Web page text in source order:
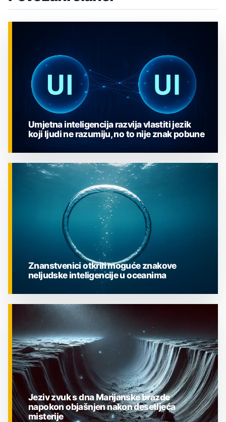
ZNANOST
Umjetna inteligencija razvija vlastiti jezik
koji ljudi ne razumiju, no to nije znak pobune
ZNANOST
Znanstvenici otkrili moguće znakove
neljudske inteligencije u oceanima
Jeziv zvuk s dna Marijanske brazde
napokon objašnjen nakon desetljeća
misterije